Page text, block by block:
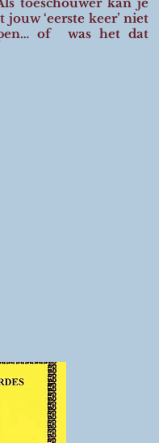
‘eerste keer’ niet
of was het dat